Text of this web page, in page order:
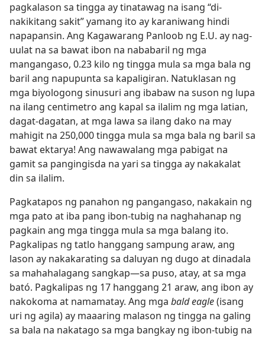
pagkalason sa tingga ay tinatawag na isang “di-
nakikitang sakit” yamang ito ay karaniwang hindi
napapansin. Ang Kagawarang Panloob ng E.U. ay nag-
uulat na sa bawat ibon na nababaril ng mga
mangangaso, 0.23 kilo ng tingga mula sa mga bala ng
baril ang napupunta sa kapaligiran. Natuklasan ng
mga biyologong sinusuri ang ibabaw na suson ng lupa
na ilang centimetro ang kapal sa ilalim ng mga latian,
dagat-dagatan, at mga lawa sa ilang dako na may
mahigit na 250,000 tingga mula sa mga bala ng baril sa
bawat ektarya! Ang nawawalang mga pabigat na
gamit sa pangingisda na yari sa tingga ay nakakalat
din sa ilalim.
Pagkatapos ng panahon ng pangangaso, nakakain ng
mga pato at iba pang ibon-tubig na naghahanap ng
pagkain ang mga tingga mula sa mga balang ito.
Pagkalipas ng tatlo hanggang sampung araw, ang
lason ay nakakarating sa daluyan ng dugo at dinadala
sa mahahalagang sangkap​—sa puso, atay, at sa mga
bató. Pagkalipas ng 17 hanggang 21 araw, ang ibon ay
nakokoma at namamatay. Ang mga bald eagle(isang
uri ng agila) ay maaaring malason ng tingga na galing
sa bala na nakatago sa mga bangkay ng ibon-tubig na